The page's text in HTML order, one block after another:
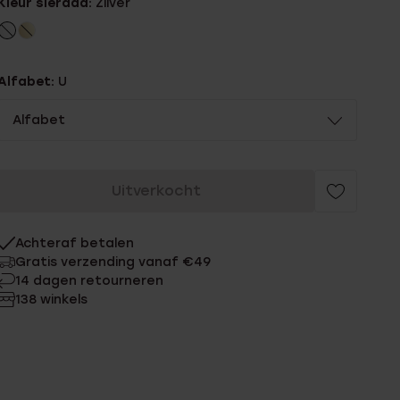
sieraad: Zilver
U
Alfabet
Uitverkocht
Achteraf betalen
Gratis verzending vanaf €49
14 dagen retourneren
138 winkels